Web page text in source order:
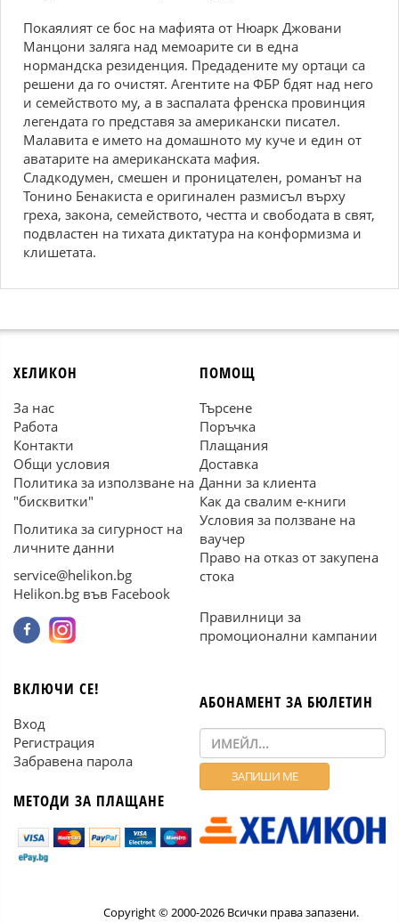
Покаялият се бос на мафията от Нюарк Джовани
Манцони заляга над мемоарите си в една
нормандска резиденция. Предадените му ортаци са
решени да го очистят. Агентите на ФБР бдят над него
и семейството му, а в заспалата френска провинция
легендата го представя за американски писател.
Малавита е името на домашното му куче и един от
аватарите на американската мафия.
Сладкодумен, смешен и проницателен, романът на
Тонино Бенакиста е оригинален размисъл върху
греха, закона, семейството, честта и свободата в свят,
подвластен на тихата диктатура на конформизма и
клишетата.
ХЕЛИКОН
За нас
Работа
Контакти
Общи условия
Политика за използване на
"бисквитки"
Политика за сигурност на
личните данни
service@helikon.bg
Helikon.bg във Facebook
ПОМОЩ
Търсене
Поръчка
Плащания
Доставка
Данни за клиента
Как да свалим е-книги
Условия за ползване на
ваучер
Право на отказ от закупена
стока
Правилници за
промоционални кампании
ВКЛЮЧИ СЕ!
Вход
Регистрация
Забравена парола
МЕТОДИ ЗА ПЛАЩАНЕ
АБОНАМЕНТ ЗА БЮЛЕТИН
Copyright © 2000-2026 Всички права запазени.